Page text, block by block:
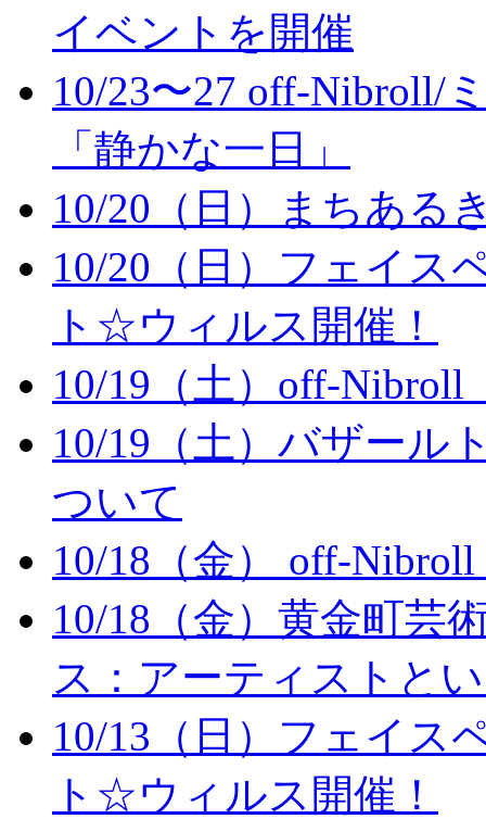
イベントを開催
10/23〜27 off-Nibroll/
「静かな一日」
10/20（日）まちある
10/20（日）フェイス
ト☆ウィルス開催！
10/19（土）off-
10/19（土）バザール
ついて
10/18（金） off-
10/18（金）黄金町芸
ス：アーティストと
10/13（日）フェイス
ト☆ウィルス開催！